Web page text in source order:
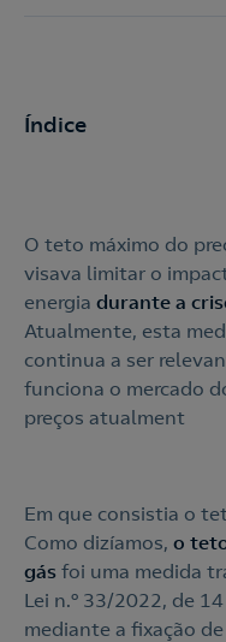
O teto máximo do
visava limitar o
energia durante a
Atualmente, esta
continua a ser
funciona o mercado
preços atualment
Em que consistia o
Como dizíamos, o
gás foi uma medida
Lei n.º 33/2022, de
mediante a fixação
Índice